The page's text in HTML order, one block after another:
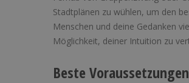
Stadtplänen zu wühlen, um den
Menschen und deine Gedanken
Möglichkeit, deiner Intuition zu
Beste